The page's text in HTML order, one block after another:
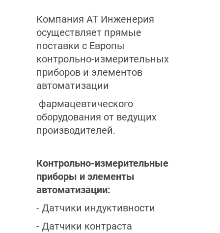
Компания АТ Инженерия
осуществляет прямые
поставки с Европы
контрольно-измерительных
приборов и элементов
автоматизации
фармацевтического
оборудования от ведущих
производителей.
Контрольно-измерительные
приборы и элементы
автоматизации:
- Датчики индуктивности
- Датчики контраста